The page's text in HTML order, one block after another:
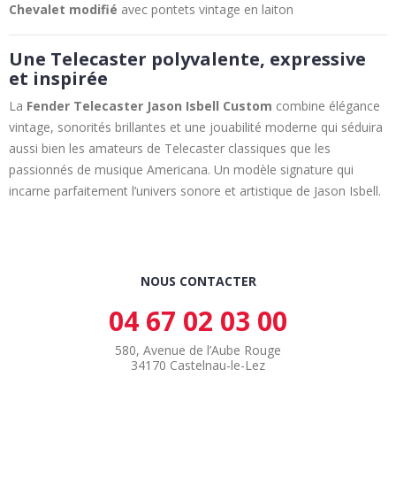
Chevalet modifié avec pontets vintage en laiton
Une Telecaster polyvalente, expressive
et inspirée
La Fender Telecaster Jason Isbell Custom combine élégance
vintage, sonorités brillantes et une jouabilité moderne qui séduira
aussi bien les amateurs de Telecaster classiques que les
passionnés de musique Americana. Un modèle signature qui
incarne parfaitement l’univers sonore et artistique de Jason Isbell.
NOUS CONTACTER
04 67 02 03 00
580, Avenue de l’Aube Rouge
34170 Castelnau-le-Lez